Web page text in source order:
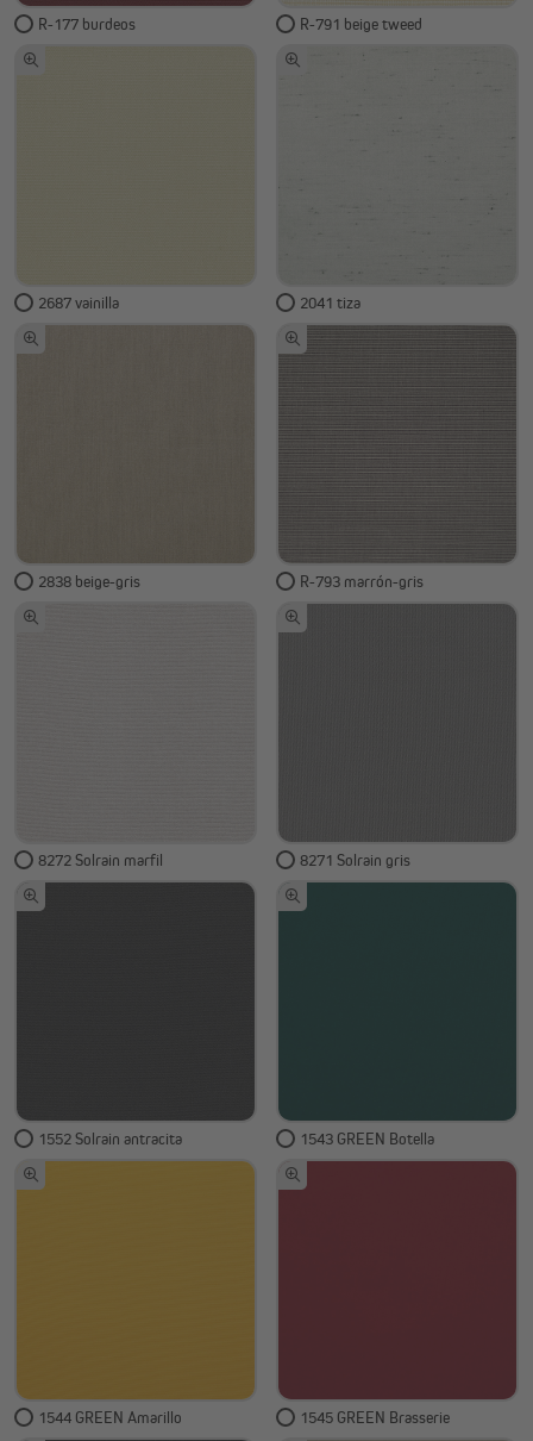
R-177 burdeos R-791 beige tweed
2687 vainilla 2041 tiza
2838 beige-gris R-793 marrón-gris
8272 Solrain marfil 8271 Solrain gris
1552 Solrain antracita 1543 GREEN Botella
1544 GREEN Amarillo 1545 GREEN Brasserie